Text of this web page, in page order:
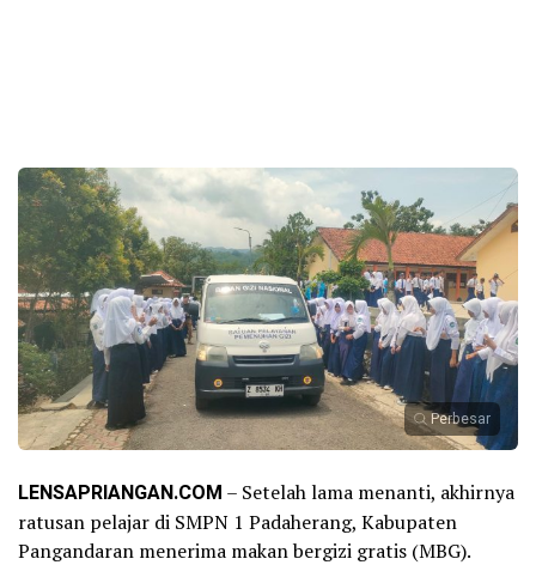
Perbesar
LENSAPRIANGAN.COM – Setelah lama menanti, akhirnya
ratusan pelajar di SMPN 1 Padaherang, Kabupaten
Pangandaran menerima makan bergizi gratis (MBG).